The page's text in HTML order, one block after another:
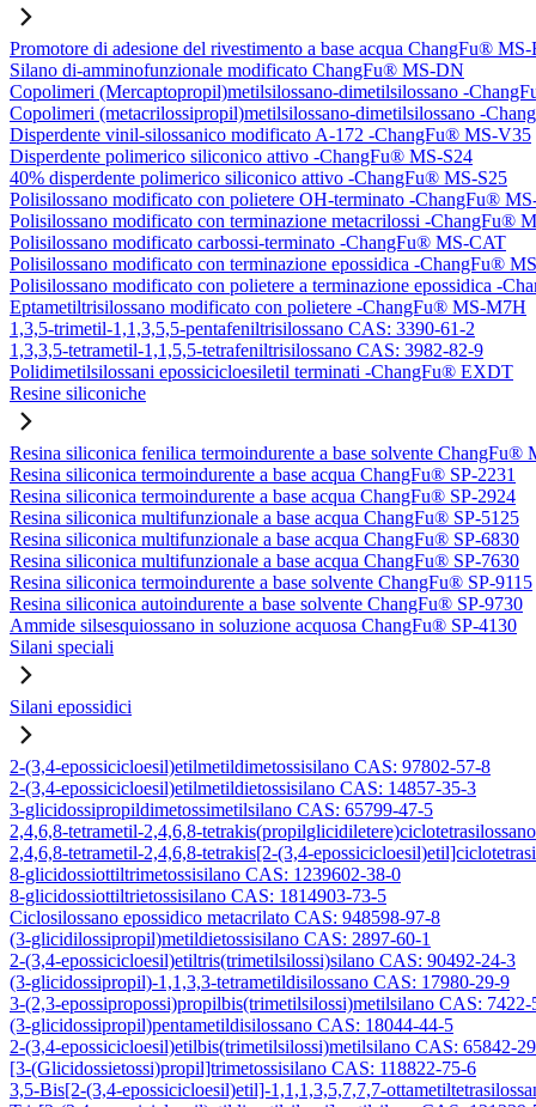
Promotore di adesione del rivestimento a base acqua ChangFu® MS-
Silano di-amminofunzionale modificato ChangFu® MS-DN
Copolimeri (Mercaptopropil)metilsilossano-dimetilsilossano -
Copolimeri (metacrilossipropil)metilsilossano-dimetilsilossano -
Disperdente vinil-silossanico modificato A-172 -ChangFu® MS-V35
Disperdente polimerico siliconico attivo -ChangFu® MS-S24
40% disperdente polimerico siliconico attivo -ChangFu® MS-S25
Polisilossano modificato con polietere OH-terminato -ChangFu®
Polisilossano modificato con terminazione metacrilossi -ChangFu®
Polisilossano modificato carbossi-terminato -ChangFu® MS-CAT
Polisilossano modificato con terminazione epossidica -ChangFu®
Polisilossano modificato con polietere a terminazione epossidica -
Eptametiltrisilossano modificato con polietere -ChangFu® MS-M7H
1,3,5-trimetil-1,1,3,5,5-pentafeniltrisilossano CAS: 3390-61-2
1,3,3,5-tetrametil-1,1,5,5-tetrafeniltrisilossano CAS: 3982-82-9
Polidimetilsilossani epossicicloesiletil terminati -ChangFu® EXDT
Resine siliconiche
Resina siliconica fenilica termoindurente a base solvente ChangFu®
Resina siliconica termoindurente a base acqua ChangFu® SP-2231
Resina siliconica termoindurente a base acqua ChangFu® SP-2924
Resina siliconica multifunzionale a base acqua ChangFu® SP-5125
Resina siliconica multifunzionale a base acqua ChangFu® SP-6830
Resina siliconica multifunzionale a base acqua ChangFu® SP-7630
Resina siliconica termoindurente a base solvente ChangFu® SP-9115
Resina siliconica autoindurente a base solvente ChangFu® SP-9730
Ammide silsesquiossano in soluzione acquosa ChangFu® SP-4130
Silani speciali
Silani epossidici
2-(3,4-epossicicloesil)etilmetildimetossisilano CAS: 97802-57-8
2-(3,4-epossicicloesil)etilmetildietossisilano CAS: 14857-35-3
3-glicidossipropildimetossimetilsilano CAS: 65799-47-5
2,4,6,8-tetrametil-2,4,6,8-
2,4,6,8-tetrametil-2,4,6,8-tetrakis[2-(3,4-
8-glicidossiottiltrimetossisilano CAS: 1239602-38-0
8-glicidossiottiltrietossisilano CAS: 1814903-73-5
Ciclosilossano epossidico metacrilato CAS: 948598-97-8
(3-glicidilossipropil)metildietossisilano CAS: 2897-60-1
2-(3,4-epossicicloesil)etiltris(trimetilsilossi)silano CAS: 90492-24-3
(3-glicidossipropil)-1,1,3,3-tetrametildisilossano CAS: 17980-29-9
3-(2,3-epossipropossi)propilbis(trimetilsilossi)metilsilano CAS: 7422-
(3-glicidossipropil)pentametildisilossano CAS: 18044-44-5
2-(3,4-epossicicloesil)etilbis(trimetilsilossi)metilsilano CAS: 65842-
[3-(Glicidossietossi)propil]trimetossisilano CAS: 118822-75-6
3,5-Bis[2-(3,4-epossicicloesil)etil]-1,1,1,3,5,7,7,7-